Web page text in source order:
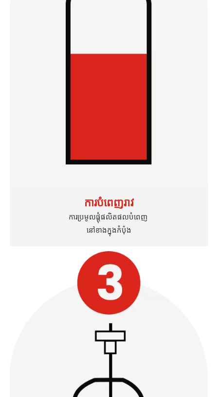
ការបំពេញរាវ
ការប្រមូលផ្តុំផលិតផលបំពេញ
នៅខាងក្នុងកំប៉ុង